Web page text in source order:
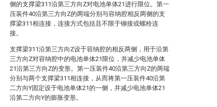
侧的支撑梁311沿第三方向Z对电池单体21进行限位。第一
压装件40沿第三方向Z的两端分别与容纳腔相反两侧的支
撑梁311相连接，连接方式包括且不限于铆接或螺栓连
接。
支撑梁311沿第三方向Z设于容纳腔的相反两侧，用于沿第
三方向Z对容纳腔中的电池单体21限位，并减少电池单体
21沿第三方向Z的变形。第一压装件40沿第三方向Z的两端
分别与两个支撑梁311相连接，从而将第一压装件40沿第
二方向Y固定设于电池单体21的一侧，并减少电池单体21
沿第二方向Y的膨胀变形。